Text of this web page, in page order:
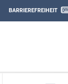
BARRIEREFREIHEIT